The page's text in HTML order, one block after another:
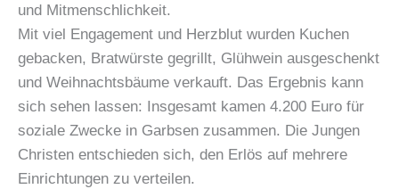
und Mitmenschlichkeit.
Mit viel Engagement und Herzblut wurden Kuchen
gebacken, Bratwürste gegrillt, Glühwein ausgeschenkt
und Weihnachtsbäume verkauft. Das Ergebnis kann
sich sehen lassen: Insgesamt kamen 4.200 Euro für
soziale Zwecke in Garbsen zusammen. Die Jungen
Christen entschieden sich, den Erlös auf mehrere
Einrichtungen zu verteilen.